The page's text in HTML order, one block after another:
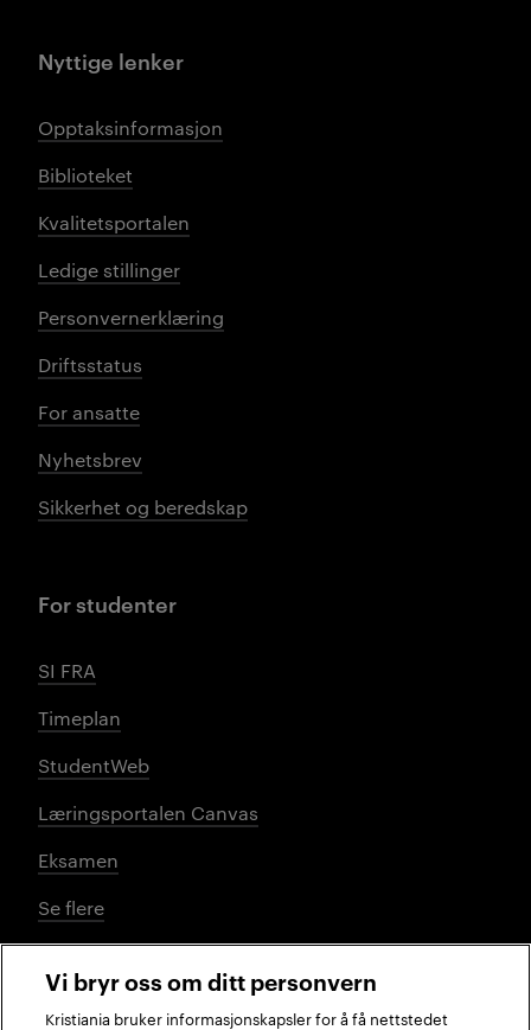
Nyttige lenker
Opptaksinformasjon
Biblioteket
Kvalitetsportalen
Ledige stillinger
Personvernerklæring
Driftsstatus
For ansatte
Nyhetsbrev
Sikkerhet og beredskap
For studenter
SI FRA
Timeplan
StudentWeb
Læringsportalen Canvas
Eksamen
Se flere
Sosiale medier
Vi bryr oss om ditt personvern
Kristiania bruker informasjonskapsler for å få nettstedet